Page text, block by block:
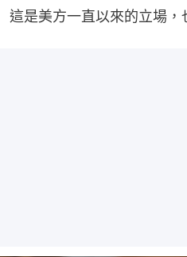
這是美方一直以來的立場，